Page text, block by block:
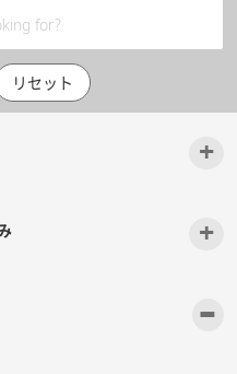
リセット
+
+
-